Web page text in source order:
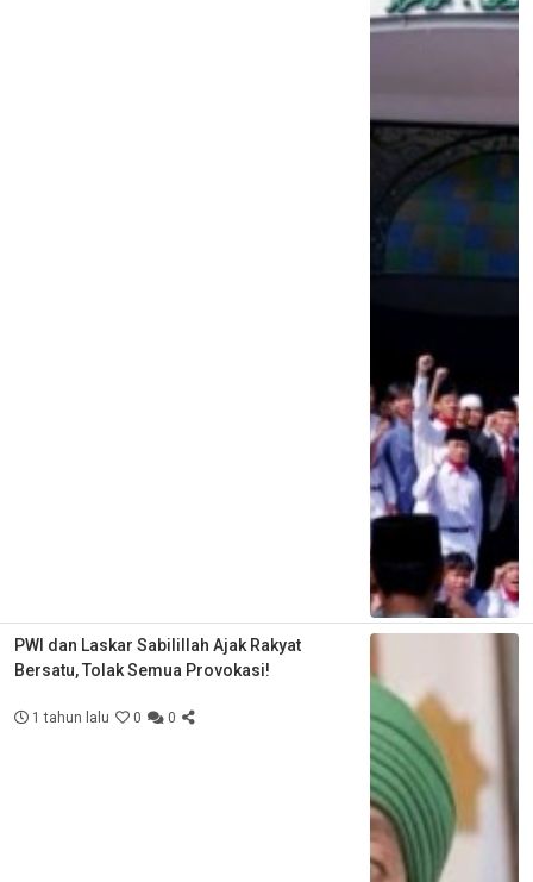
PWI dan Laskar Sabilillah Ajak Rakyat
Bersatu, Tolak Semua Provokasi!
1 tahun lalu 0 0